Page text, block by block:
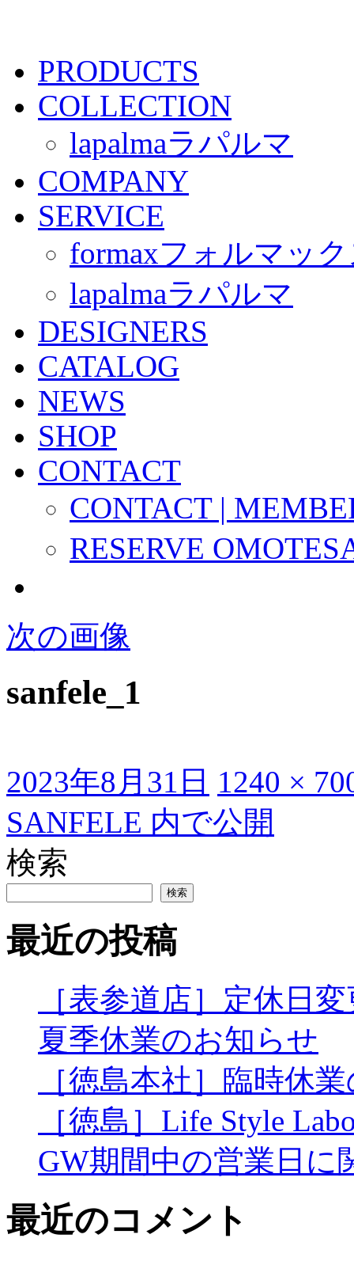
PRODUCTS
COLLECTION
lapalmaラパルマ
COMPANY
SERVICE
formaxフォルマッ
lapalmaラパルマ
DESIGNERS
CATALOG
NEWS
SHOP
CONTACT
CONTACT |
RESERVE
次の画像
sanfele_1
投
稿
2023年8月31日
フ
イ
ズ
1240 ×
投
稿
ナ
ビ
ー
SANFELE 内で公開
検索
検索
最近の投稿
［表参道店］定休日
夏季休業のお知らせ
［徳島本社］臨時休
［徳島］Life Style
GW期間中の営業日に
最近のコメント